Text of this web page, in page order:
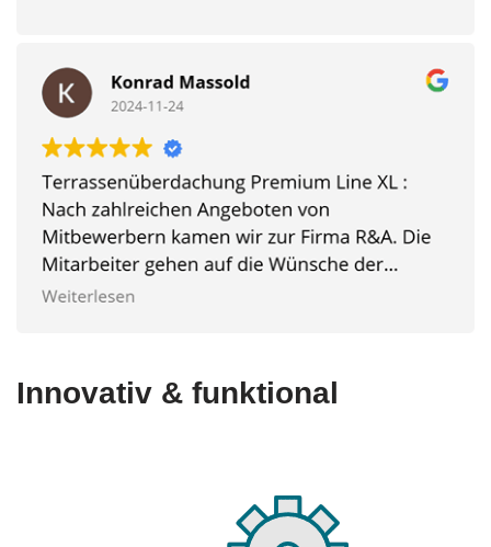
Innovativ & funktional